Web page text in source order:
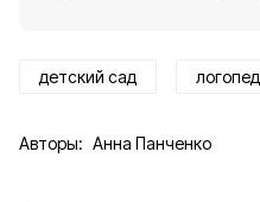
детский сад логопед
Авторы: Анна Панченко